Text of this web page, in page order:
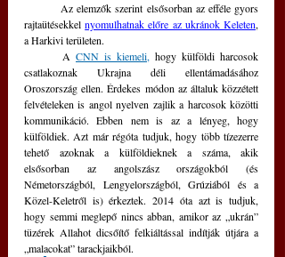
	Az elemzők szerint elsősorban az efféle gyors
rajtaütésekkel nyomulhatnak előre az ukránok Keleten,
a Harkivi területen.
	A
CNN is kiemeli, hogy külföldi harcosok
csatlakoznak Ukrajna déli ellentámadásához
Oroszország ellen. Érdekes módon az általuk közzétett
felvételeken is angol nyelven zajlik a harcosok közötti
kommunikáció. Ebben nem is az a lényeg, hogy
külföldiek. Azt már régóta tudjuk, hogy több tízezerre
tehető azoknak a külföldieknek a száma, akik
elsősorban az angolszász országokból (és
Németországból, Lengyelországból, Grúziából és a
Közel-Keletről is) érkeztek. 2014 óta azt is tudjuk,
hogy semmi meglepő nincs abban, amikor az „ukrán”
tüzérek Allahot dicsőítő felkiáltással indítják útjára a
„malacokat” tarackjaikból.